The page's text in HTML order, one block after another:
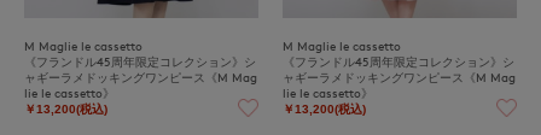
M Maglie le cassetto
《フランドル45周年限定コレクション》シ
ャギーラメドッキングワンピース《M Mag
lie le cassetto》
￥13,200(税込)
M Maglie le cassetto
《フランドル45周年限定コレクション》シ
ャギーラメドッキングワンピース《M Mag
lie le cassetto》
￥13,200(税込)